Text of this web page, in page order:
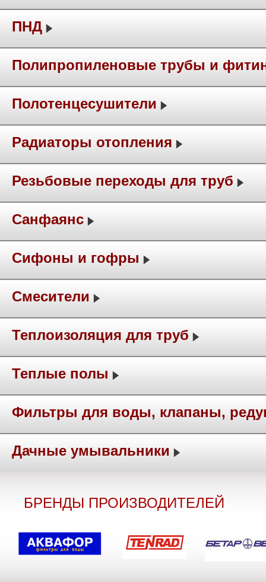
ПНД
Полипропиленовые трубы и
Полотенцесушители
Радиаторы отопления
Резьбовые переходы для труб
Санфаянс
Сифоны и гофры
Смесители
Теплоизоляция для труб
Теплые полы
Фильтры для воды, клапаны,
Дачные умывальники
БРЕНДЫ ПРОИЗВОДИТЕЛЕЙ